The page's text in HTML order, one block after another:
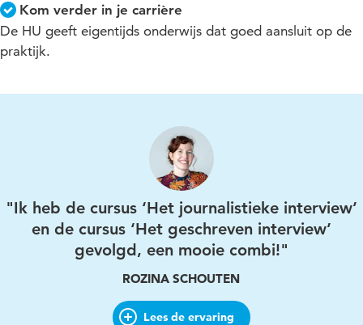
Kom verder in je carrière
De HU geeft eigentijds onderwijs dat goed aansluit op de
praktijk.
"Ik heb de cursus ‘Het journalistieke interview’
en de cursus ‘Het geschreven interview’
gevolgd, een mooie combi!"
ROZINA SCHOUTEN
Lees de ervaring